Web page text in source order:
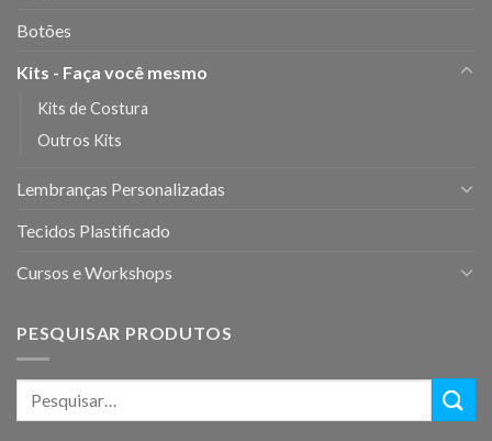
Botões
Kits - Faça você mesmo
Kits de Costura
Outros Kits
Lembranças Personalizadas
Tecidos Plastificado
Cursos e Workshops
PESQUISAR PRODUTOS